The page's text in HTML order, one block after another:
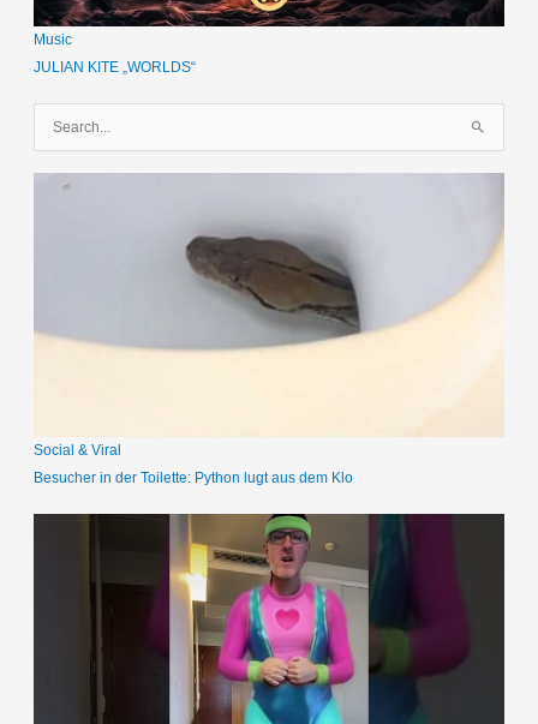
Music
JULIAN KITE „WORLDS“
c
c
Social & Viral
Besucher in der Toilette: Python lugt aus dem Klo